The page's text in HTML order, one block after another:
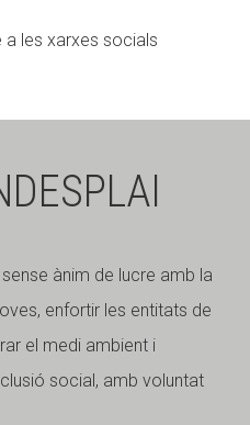
a les xarxes socials
ànim de lucre amb la
enfortir les entitats de
el medi ambient i
social, amb voluntat